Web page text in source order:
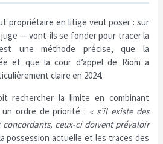
propriétaire en litige veut poser : sur
— vont-ils se fonder pour tracer la
une méthode précise, que la
et que la cour d’appel de Riom a
claire en 2024.
rechercher la limite en combinant
un ordre de priorité : « s’il existe des
ceux-ci doivent prévaloir
possession actuelle et les traces des